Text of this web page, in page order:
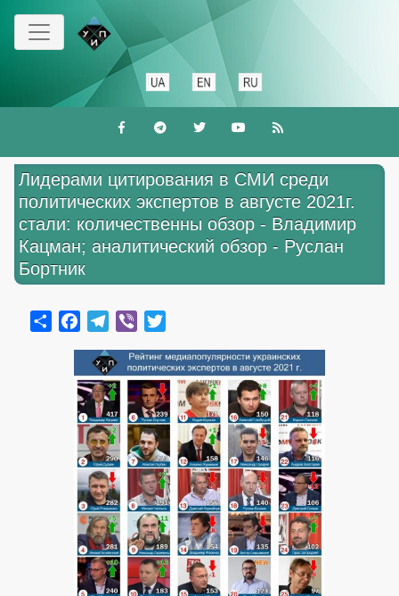
Перейти
основного
Лидерами цитирования в СМИ среди
политических экспертов в августе 2021г.
стали: количественны обзор - Владимир
Кацман; аналитический обзор - Руслан
Бортник
ShareFacebookTelegram
Viber